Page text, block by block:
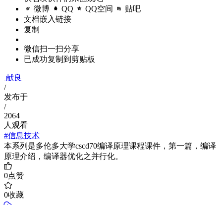
微博 QQ QQ空间 贴吧
文档嵌入链接
复制
微信扫一扫分享
已成功复制到剪贴板
献良
/
发布于
/
2064
人观看
#信息技术
本系列是多伦多大学cscd70编译原理课程课件，第一篇，编译
原理介绍，编译器优化之并行化。
0点赞
0收藏